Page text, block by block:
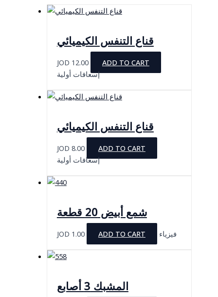
قناع التنفس الكيميائي
JOD 12.00
ADD TO CART
إسعافات أولية
قناع التنفس الكيميائي
JOD 8.00
ADD TO CART
إسعافات أولية
شمع أبيض 20 قطعة
JOD 1.00 ADD TO CART فيزياء
المشبك 3 أصابع